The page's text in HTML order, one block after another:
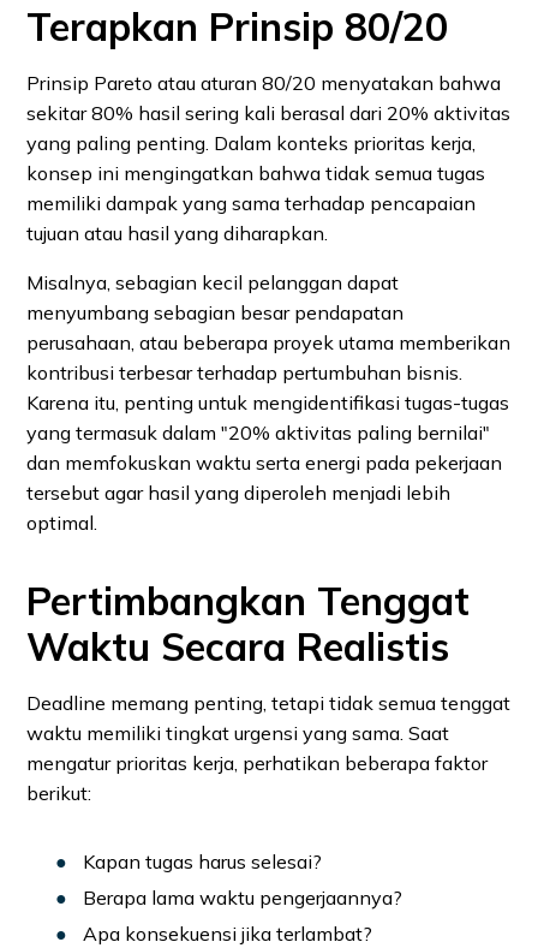
Terapkan Prinsip 80/20
Prinsip Pareto atau aturan 80/20 menyatakan bahwa
sekitar 80% hasil sering kali berasal dari 20% aktivitas
yang paling penting. Dalam konteks prioritas kerja,
konsep ini mengingatkan bahwa tidak semua tugas
memiliki dampak yang sama terhadap pencapaian
tujuan atau hasil yang diharapkan.
Misalnya, sebagian kecil pelanggan dapat
menyumbang sebagian besar pendapatan
perusahaan, atau beberapa proyek utama memberikan
kontribusi terbesar terhadap pertumbuhan bisnis.
Karena itu, penting untuk mengidentifikasi tugas-tugas
yang termasuk dalam "20% aktivitas paling bernilai"
dan memfokuskan waktu serta energi pada pekerjaan
tersebut agar hasil yang diperoleh menjadi lebih
optimal.
Pertimbangkan Tenggat
Waktu Secara Realistis
Deadline memang penting, tetapi tidak semua tenggat
waktu memiliki tingkat urgensi yang sama. Saat
mengatur prioritas kerja, perhatikan beberapa faktor
berikut:
Kapan tugas harus selesai?
Berapa lama waktu pengerjaannya?
Apa konsekuensi jika terlambat?